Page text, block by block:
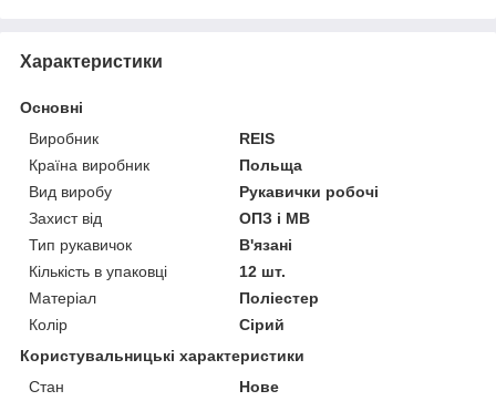
Характеристики
Основні
Виробник
REIS
Країна виробник
Польща
Вид виробу
Рукавички робочі
Захист від
ОПЗ і МВ
Тип рукавичок
В'язані
Кількість в упаковці
12 шт.
Матеріал
Поліестер
Колір
Сірий
Користувальницькі характеристики
Стан
Нове